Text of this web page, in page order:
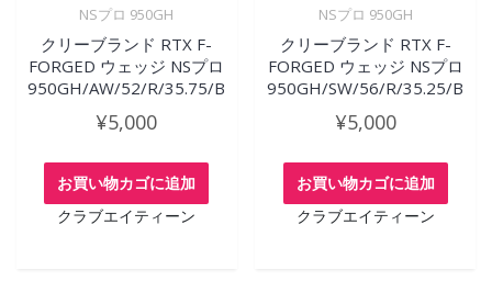
NSプロ 950GH
クリーブランド RTX F-
FORGED ウェッジ NSプロ
950GH/AW/52/R/35.75/B
¥5,000
お買い物カゴに追加
クラブエイティーン
NSプロ 950GH
クリーブランド RTX F-
FORGED ウェッジ NSプロ
950GH/SW/56/R/35.25/B
¥5,000
お買い物カゴに追加
クラブエイティーン